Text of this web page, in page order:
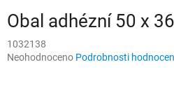
Obal adhézní 50 x
1032138
Průměrné
Neohodnoceno Podrobnosti